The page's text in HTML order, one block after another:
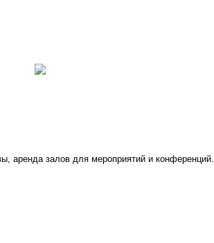
аренда залов для мероприятий и конференций.